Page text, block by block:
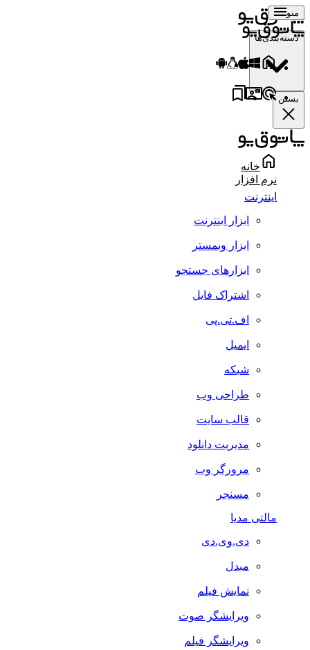
منو
دسته‌بندی‌ها
بستن
خانه
نرم افزار
اینترنت
ابزار اینترنت
ابزار وبمستر
ابزارهای جستجو
اشتراک فایل
اف.تی.پی
ایمیل
شبکه
طراحی وب
قالب سایت
مدیریت دانلود
مرورگر وب
مسنجر
مالتی مدیا
دی.وی.دی
مبدل
نمایش فیلم
ویرایشگر صوت
ویرایشگر فیلم